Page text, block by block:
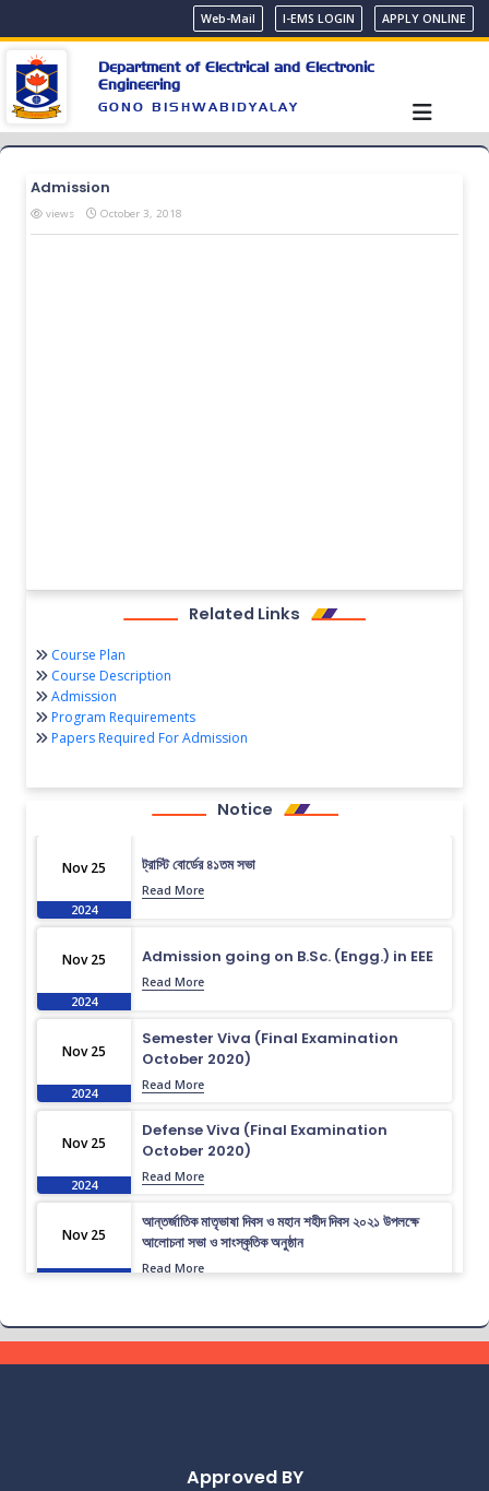
Web-Mail I-EMS LOGIN APPLY ONLINE
Department of Electrical and Electronic
Engineering
GONO BISHWABIDYALAY
Admission
views October 3, 2018
Related Links
Course Plan
Course Description
Admission
Program Requirements
Papers Required For Admission
Notice
Nov 25
2024
ট্রাস্টি বোর্ডের ৪১তম সভা
Read More
Nov 25
2024
Admission going on B.Sc. (Engg.) in EEE
Read More
Nov 25
2024
Semester Viva (Final Examination
October 2020)
Read More
Nov 25
2024
Defense Viva (Final Examination
October 2020)
Read More
Nov 25
2024
আন্তর্জাতিক মাতৃভাষা দিবস ও মহান শহীদ দিবস ২০২১ উপলক্ষে
আলোচনা সভা ও সাংস্কৃতিক অনুষ্ঠান
Read More
Nov 25
2024
ইইই বিভাগের জার্সি উন্মোচন।
Approved BY